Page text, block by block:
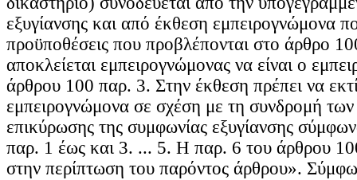
εξυγίανσης και από έκθεση εμπειρογνώμονα
προϋποθέσεις που προβλέπονται στο άρθρο
αποκλείεται εμπειρογνώμονας να είναι ο
άρθρου 100 παρ. 3. Στην έκθεση πρέπει να
εμπειρογνώμονα σε σχέση με τη συνδρομή
επικύρωσης της συμφωνίας εξυγίανσης
παρ. 1 έως και 3. ... 5. Η παρ. 6 του άρθρου
στην περίπτωση του παρόντος άρθρου».